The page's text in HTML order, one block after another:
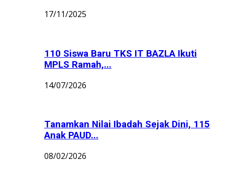
17/11/2025
110 Siswa Baru TKS IT BAZLA Ikuti
MPLS Ramah,...
14/07/2026
Tanamkan Nilai Ibadah Sejak Dini, 115
Anak PAUD...
08/02/2026